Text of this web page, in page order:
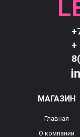
+
МАГАЗИН
Главная
О компании